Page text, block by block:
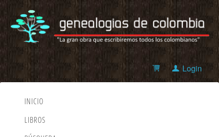
Login
INICIO
LIBROS